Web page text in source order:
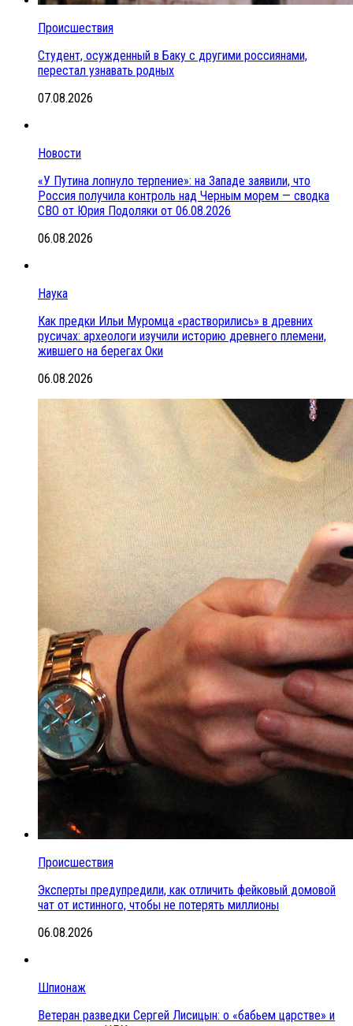
Происшествия
Студент, осужденный в Баку с другими россиянами,
перестал узнавать родных
07.08.2026
Новости
«У Путина лопнуло терпение»: на Западе заявили, что
Россия получила контроль над Черным морем — сводка
СВО от Юрия Подоляки от 06.08.2026
06.08.2026
Наука
Как предки Ильи Муромца «растворились» в древних
русичах: археологи изучили историю древнего племени,
жившего на берегах Оки
06.08.2026
Происшествия
Эксперты предупредили, как отличить фейковый домовой
чат от истинного, чтобы не потерять миллионы
06.08.2026
Шпионаж
Ветеран разведки Сергей Лисицын: о «бабьем царстве» и